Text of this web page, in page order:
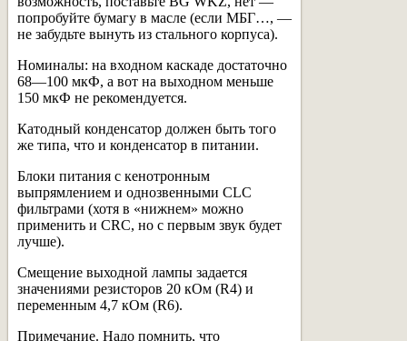
попробуйте бумагу в масле (если МБГ…, —
не забудьте вынуть из стального корпуса).
Номиналы: на входном каскаде достаточно
68—100 мкФ, а вот на выходном меньше
150 мкФ не рекомендуется.
Катодный конденсатор должен быть того
же типа, что и конденсатор в питании.
Блоки питания с кенотронным
выпрямлением и однозвенными CLC
фильтрами (хотя в «нижнем» можно
применить и CRC, но с первым звук будет
лучше).
Смещение выходной лампы задается
значениями резисторов 20 кОм (R4) и
переменным 4,7 кОм (R6).
Примечание. Надо помнить, что